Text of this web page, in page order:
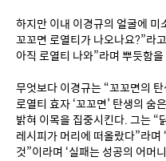
하지만 이내 이경규의 얼굴에 미
꼬꼬면 로열티가 나오나요?”라
아직 로열티 나와”라며 뿌듯함
무엇보다 이경규는 “꼬꼬면의
로열티 효자 ‘꼬꼬면’ 탄생의 숨
밝혀 이목을 집중시킨다. 그는 “
레시피가 머리에 떠올랐다”라
것”이라며 ‘실패는 성공의 어머